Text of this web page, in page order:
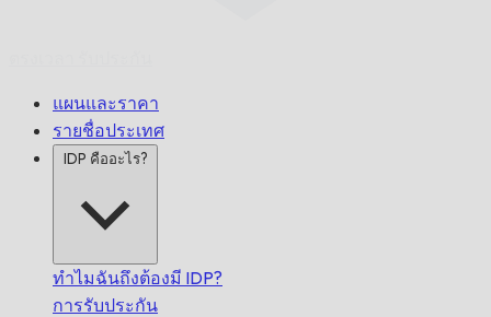
แผนและราคา
รายชื่อประเทศ
IDP คืออะไร?
ทำไมฉันถึงต้องมี IDP?
การรับประกัน